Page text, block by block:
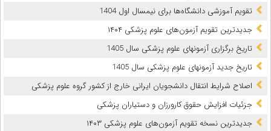
تقویم آموزشی دانشگاه‌ها برای نیمسال اول 1404
جدیدترین تقویم آزمون‌های علوم پزشکی ۱۴۰۴
تاریخ برگزاری آزمونهای علوم پزشکی سال 1405
تاریخ جدید آزمونهای علوم پزشکی سال 1405
اصلاح شرایط انتقال دانشجویان ایرانی خارج از کشور گروه علوم پزشکی
جزئیات افزایش حقوق کارورزان و دستیاران پزشکی
جدیدترین نسخه تقویم آزمون‌های علوم پزشکی ۱۴۰۳